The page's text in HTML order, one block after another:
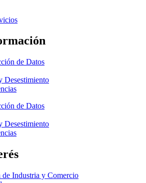
de Datos
Desestimiento
de Datos
Desestimiento
de Industria y Comercio